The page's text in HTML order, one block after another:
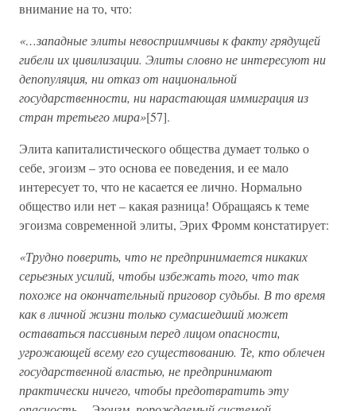
внимание на то, что:
«…западные элиты невосприимчивы к факту грядущей
гибели их цивилизации. Элиты словно не интересуют ни
депопуляция, ни отказ от национальной
государственности, ни нарастающая иммиграция из
стран третьего мира»[57].
Элита капиталистического общества думает только о
себе, эгоизм – это основа ее поведения, и ее мало
интересует то, что не касается ее лично. Нормально
общество или нет – какая разница! Обращаясь к теме
эгоизма современной элиты, Эрих Фромм констатирует:
«Трудно поверить, что не предпринимается никаких
серьезных усилий, чтобы избежать того, что так
похоже на окончательный приговор судьбы. В то время
как в личной жизни только сумасшедший может
оставаться пассивным перед лицом опасности,
угрожающей всему его существованию. Те, кто облечен
государственной властью, не предпринимают
практически ничего, чтобы предотвратить эту